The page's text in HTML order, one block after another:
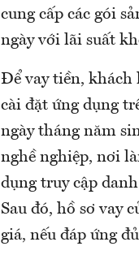
cung cấp các gói
ngày với lãi suất
Để vay tiền, khách
cài đặt ứng dụng
ngày tháng năm
nghề nghiệp, nơi
dụng truy cập
Sau đó, hồ sơ vay
giá, nếu đáp ứng